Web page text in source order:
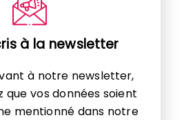
à la newsletter
à notre newsletter,
que vos données soient
mentionné dans notre